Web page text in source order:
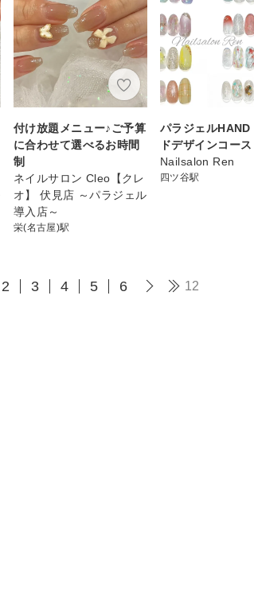
付け放題メニュー♪ご予算
に合わせて選べるお時間
制
ネイルサロン Cleo【クレ
オ】 伏見店 ～パラジェル
導入店～
栄(名古屋)駅
パラジェルHAND
ドデザインコース
Nailsalon Ren
四ツ谷駅
2 3 4 5 6 12